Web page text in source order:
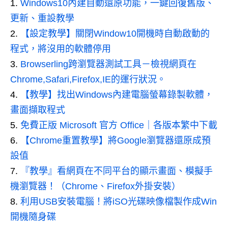
Windows10內建自動還原功能，一鍵回復舊版、
更新、重設教學
【設定教學】關閉Window10開機時自動啟動的
程式，將沒用的軟體停用
Browserling跨瀏覽器測試工具－檢視網頁在
Chrome,Safari,Firefox,IE的運行狀況。
【教學】找出Windows內建電腦螢幕錄製軟體，
畫面擷取程式
免費正版 Microsoft 官方 Office｜各版本繁中下載
【Chrome重置教學】將Google瀏覽器還原成預
設值
『教學』看網頁在不同平台的顯示畫面、模擬手
機瀏覽器！（Chrome、Firefox外掛安裝）
利用USB安裝電腦！將iSO光碟映像檔製作成Win
開機隨身碟